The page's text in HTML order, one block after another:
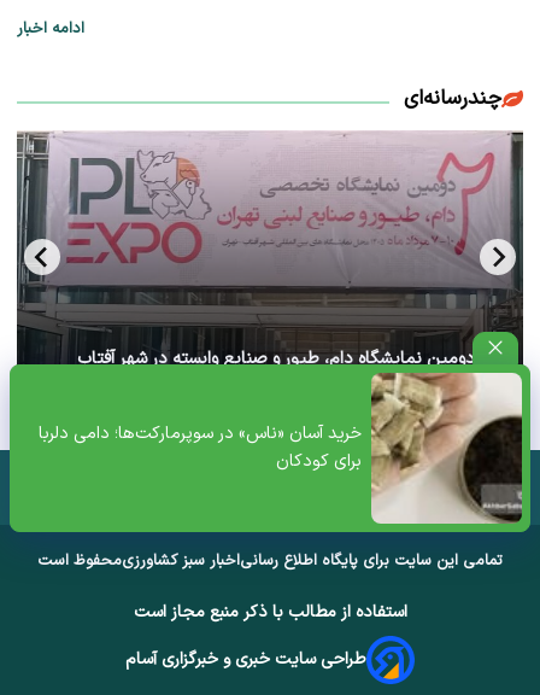
خرید آسان «ناس» در سوپرمارکت‌ها؛ دامی دلربا
برای کودکان
ادامه اخبار
چندرسانه‌ای
آغاز دومین نمایشگاه دام، طیور و صنایع وابسته در شهر آفتاب
تهران+ ویدئو
تمامی این سایت برای پایگاه اطلاع رسانیاخبار سبز کشاورزیمحفوظ است
استفاده از مطالب با ذکر منبع مجاز است
طراحی سایت خبری و خبرگزاری آسام